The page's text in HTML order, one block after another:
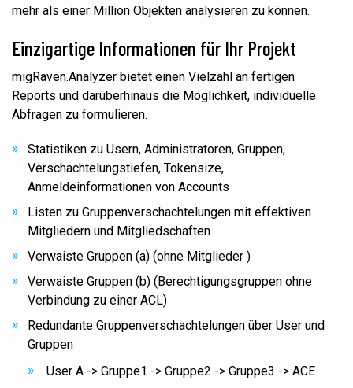
mehr als einer Million Objekten analysieren zu können.
Einzigartige Informationen für Ihr Projekt
migRaven.Analyzer bietet einen Vielzahl an fertigen
Reports und darüberhinaus die Möglichkeit, individuelle
Abfragen zu formulieren.
Statistiken zu Usern, Administratoren, Gruppen,
Verschachtelungstiefen, Tokensize,
Anmeldeinformationen von Accounts
Listen zu Gruppenverschachtelungen mit effektiven
Mitgliedern und Mitgliedschaften
Verwaiste Gruppen (a) (ohne Mitglieder )
Verwaiste Gruppen (b) (Berechtigungsgruppen ohne
Verbindung zu einer ACL)
Redundante Gruppenverschachtelungen über User und
Gruppen
User A -> Gruppe1 -> Gruppe2 -> Gruppe3 -> ACE